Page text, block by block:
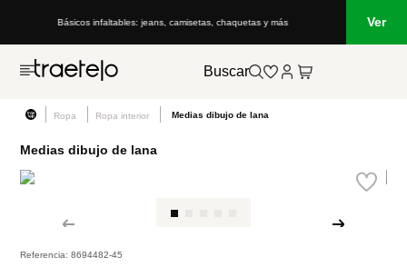
Básicos infaltables: jeans, camisetas, chaquetas y más Ver
Buscar
Ropa Ropa interior Medias dibujo de lana
Medias dibujo de lana
Referencia:8694482-45